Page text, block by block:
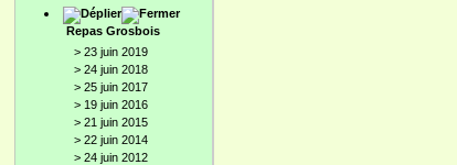
Repas Grosbois
> 23 juin 2019
> 24 juin 2018
> 25 juin 2017
> 19 juin 2016
> 21 juin 2015
> 22 juin 2014
> 24 juin 2012